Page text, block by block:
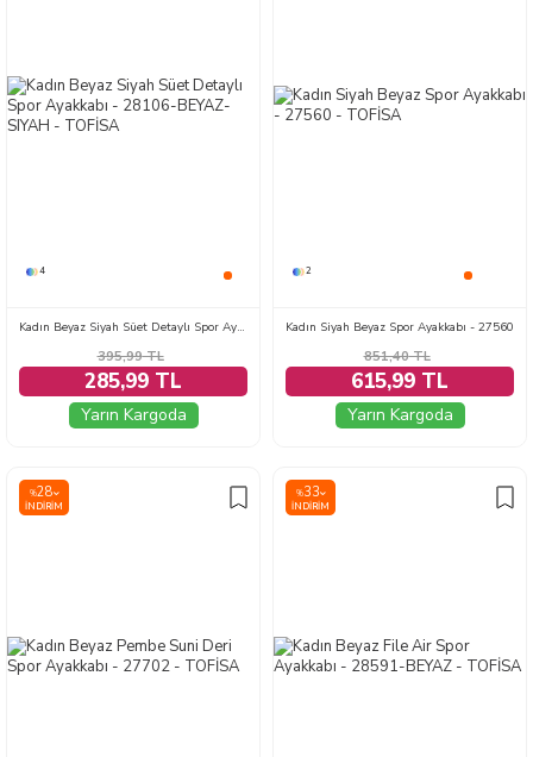
4
Kadın Beyaz Siyah Süet Detaylı Spor Ayakkabı - 28106-BEYAZ-SIYAH
395,99TL
285,99 TL
Yarın Kargoda
2
Kadın Siyah Beyaz Spor Ayakkabı - 27560
851,40TL
615,99 TL
Yarın Kargoda
%28
İNDIRIM
%33
İNDIRIM